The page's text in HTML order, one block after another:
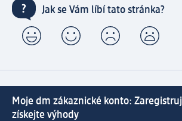
Jak se Vám líbí tato stránka?
Moje dm zákaznické konto:
získejte výhody